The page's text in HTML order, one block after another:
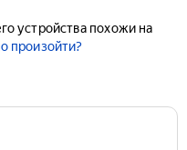
устройства похожи на
произойти?